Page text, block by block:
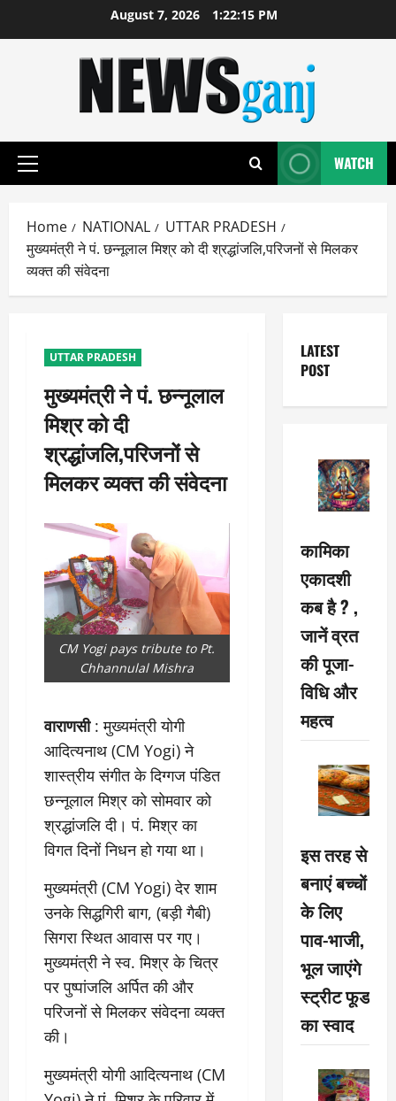
August 7, 2026 1:22:15 PM
Primary
WATCH
Home NATIONAL
UTTAR PRADESH
मुख्यमंत्री ने पं. छन्नूलाल मिश्र को दी श्रद्धांजलि,परिजनों से मिलकर
व्यक्त की संवेदना
UTTAR PRADESH
मुख्यमंत्री ने पं. छन्नूलाल
मिश्र को दी
श्रद्धांजलि,परिजनों से
मिलकर व्यक्त की संवेदना
CM Yogi pays tribute to Pt.
Chhannulal Mishra
वाराणसी: मुख्यमंत्री योगी
आदित्यनाथ (CM Yogi) ने
शास्त्रीय संगीत के दिग्गज पंडित
छन्नूलाल मिश्र को सोमवार को
श्रद्धांजलि दी। पं. मिश्र का
विगत दिनों निधन हो गया था।
मुख्यमंत्री (CM Yogi) देर शाम
उनके सिद्धगिरी बाग, (बड़ी गैबी)
सिगरा स्थित आवास पर गए।
मुख्यमंत्री ने स्व. मिश्र के चित्र
पर पुष्पांजलि अर्पित की और
परिजनों से मिलकर संवेदना व्यक्त
की।
मुख्यमंत्री योगी आदित्यनाथ (CM
LATEST
POST
कामिका
एकादशी
कब है ? ,
जानें व्रत
की पूजा-
विधि और
महत्व
इस तरह से
बनाएं बच्चों
के लिए
पाव-भाजी,
भूल जाएंगे
स्ट्रीट फूड
का स्वाद